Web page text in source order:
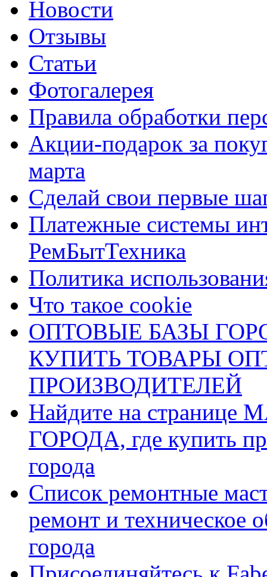
Новости
Отзывы
Статьи
Фотогалерея
Правила обработки
Акции-подарок за
марта
Сделай свои первые
Платежные системы
РемБытТехника
Политика
Что такое cookie
ОПТОВЫЕ БАЗЫ
КУПИТЬ ТОВАРЫ
ПРОИЗВОДИТЕЛЕЙ
Найдите на
ГОРОДА, где купить
города
Список ремонтные
ремонт и техническое
города